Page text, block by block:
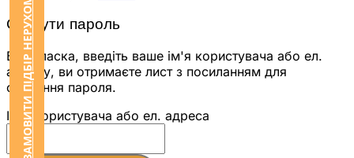
ЗАМОВИТИ ПІДБІР НЕРУХОМОСТІ
Скинути пароль
Будь ласка, введіть ваше ім'я користувача або ел.
адресу, ви отримаєте лист з посиланням для
скидання пароля.
Ім'я користувача або ел. адреса